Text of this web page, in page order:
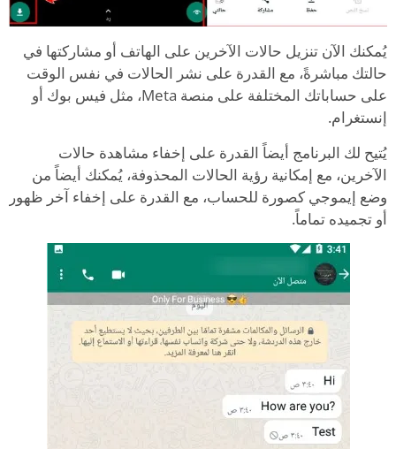
يُمكنك الآن تنزيل حالات الآخرين على الهاتف أو مشاركتها في
حالتك مباشرةً، مع القدرة على نشر الحالات في نفس الوقت
على حساباتك المختلفة على منصة Meta، مثل فيس بوك أو
إنستغرام.
يُتيح لك البرنامج أيضاً القدرة على إخفاء مشاهدة حالات
الآخرين، مع إمكانية رؤية الحالات المحذوفة، يُمكنك أيضاً من
وضع إيموجي كصورة للحساب، مع القدرة على إخفاء آخر ظهور
أو تجميده تماماً.